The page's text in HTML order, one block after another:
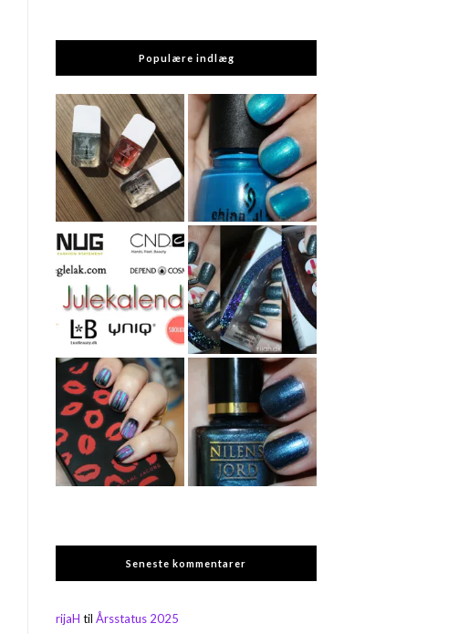
Populære indlæg
Seneste kommentarer
rijaH tilÅrsstatus 2025